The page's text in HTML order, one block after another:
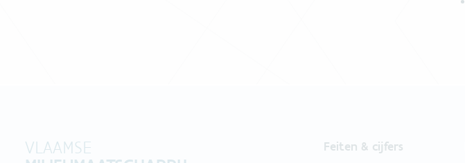
VLAAMSE
Feiten & cijfers